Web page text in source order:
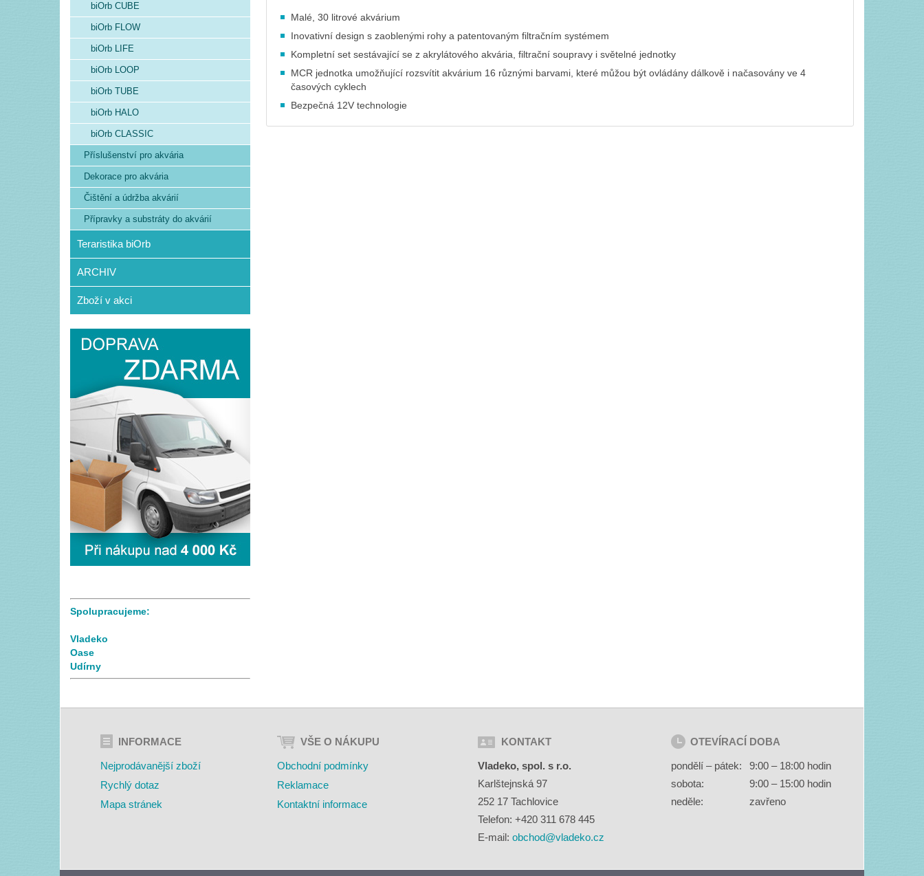
Malé, 30 litrové akvárium
Inovativní design s zaoblenými rohy a patentovaným filtračním systémem
Kompletní set sestávající se z akrylátového akvária, filtrační soupravy i světelné jednotky
MCR jednotka umožňující rozsvítit akvárium 16 různými barvami, které můžou být ovládány dálkově i načasovány ve 4
časových cyklech
Bezpečná 12V technologie
biOrb CUBE
biOrb FLOW
biOrb LIFE
biOrb LOOP
biOrb TUBE
biOrb HALO
biOrb CLASSIC
Příslušenství pro akvária
Dekorace pro akvária
Čištění a údržba akvárií
Přípravky a substráty do akvárií
Teraristika biOrb
ARCHIV
Zboží v akci
Spolupracujeme:
Vladeko
Oase
Udírny
INFORMACE
Nejprodávanější zboží
Rychlý dotaz
Mapa stránek
VŠE O NÁKUPU
Obchodní podmínky
Reklamace
Kontaktní informace
KONTAKT
Vladeko, spol. s r.o.
Karlštejnská 97
252 17 Tachlovice
Telefon: +420 311 678 445
E-mail:obchod@vladeko.cz
OTEVÍRACÍ DOBA
pondělí – pátek:
9:00 – 18:00 hodin
sobota:
9:00 – 15:00 hodin
neděle:
zavřeno